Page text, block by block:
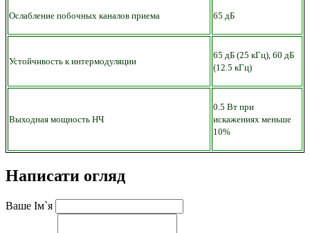
Ослабление побочных каналов приема 65 дБ
Устойчивость к интермодуляции
65 дБ (25 кГц), 60 дБ
(12.5 кГц)
Выходная мощность НЧ
0.5 Вт при
искажениях меньше
10%
Написати огляд
Ваше Ім`я